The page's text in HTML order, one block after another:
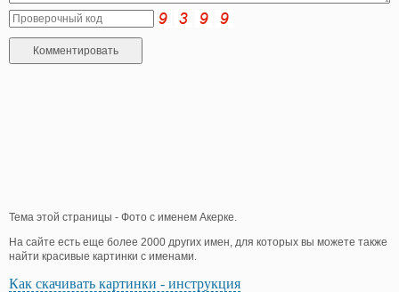
Тема этой страницы - Фото с именем Акерке.
На сайте есть еще более 2000 других имен, для которых вы можете также
найти красивые картинки с именами.
Как скачивать картинки - инструкция